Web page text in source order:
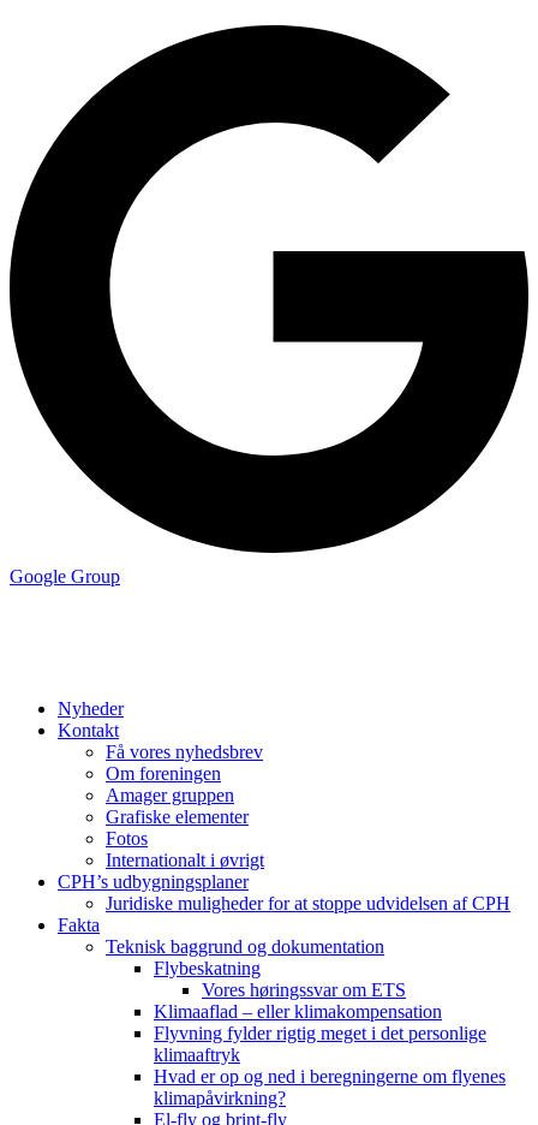
Google Group
Nyheder
Kontakt
Få vores nyhedsbrev
Om foreningen
Amager gruppen
Grafiske elementer
Fotos
Internationalt i øvrigt
CPH’s udbygningsplaner
Juridiske muligheder for at stoppe udvidelsen af CPH
Fakta
Teknisk baggrund og dokumentation
Flybeskatning
Vores høringssvar om ETS
Klimaaflad – eller klimakompensation
Flyvning fylder rigtig meget i det personlige
klimaaftryk
Hvad er op og ned i beregningerne om flyenes
klimapåvirkning?
El-fly og brint-fly